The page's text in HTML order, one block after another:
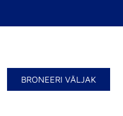
BRONEERI VÄLJAK